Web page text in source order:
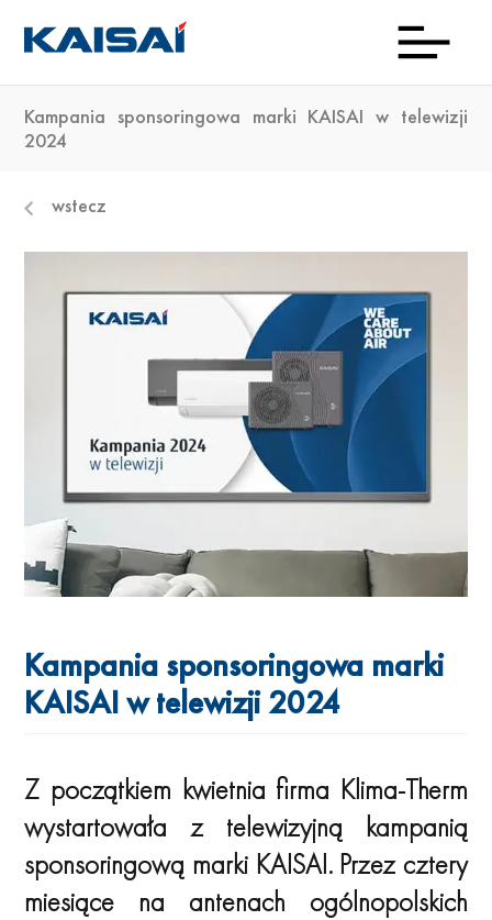
O
23
Kampania sponsoringowa marki KAISAI w telewizji
2024
wstecz
Kampania sponsoringowa marki
KAISAI w telewizji 2024
Z początkiem kwietnia firma Klima-Therm
wystartowała z telewizyjną kampanią
sponsoringową marki KAISAI. Przez cztery
miesiące na antenach ogólnopolskich